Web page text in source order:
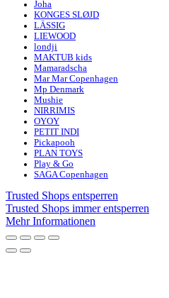
Joha
KONGES SLØJD
LÄSSIG
LIEWOOD
londji
MAKTUB kids
Mamaradscha
Mar Mar Copenhagen
Mp Denmark
Mushie
NIRRIMIS
OYOY
PETIT INDI
Pickapooh
PLAN TOYS
Play & Go
SAGA Copenhagen
Trusted Shops entsperren
Trusted Shops immer entsperren
Mehr Informationen